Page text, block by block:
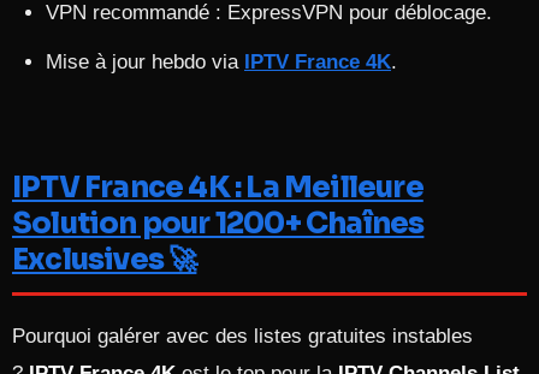
VPN recommandé : ExpressVPN pour déblocage.
Mise à jour hebdo via IPTV France 4K.
IPTV France 4K : La Meilleure
Solution pour 1200+ Chaînes
Exclusives 🚀
Pourquoi galérer avec des listes gratuites instables